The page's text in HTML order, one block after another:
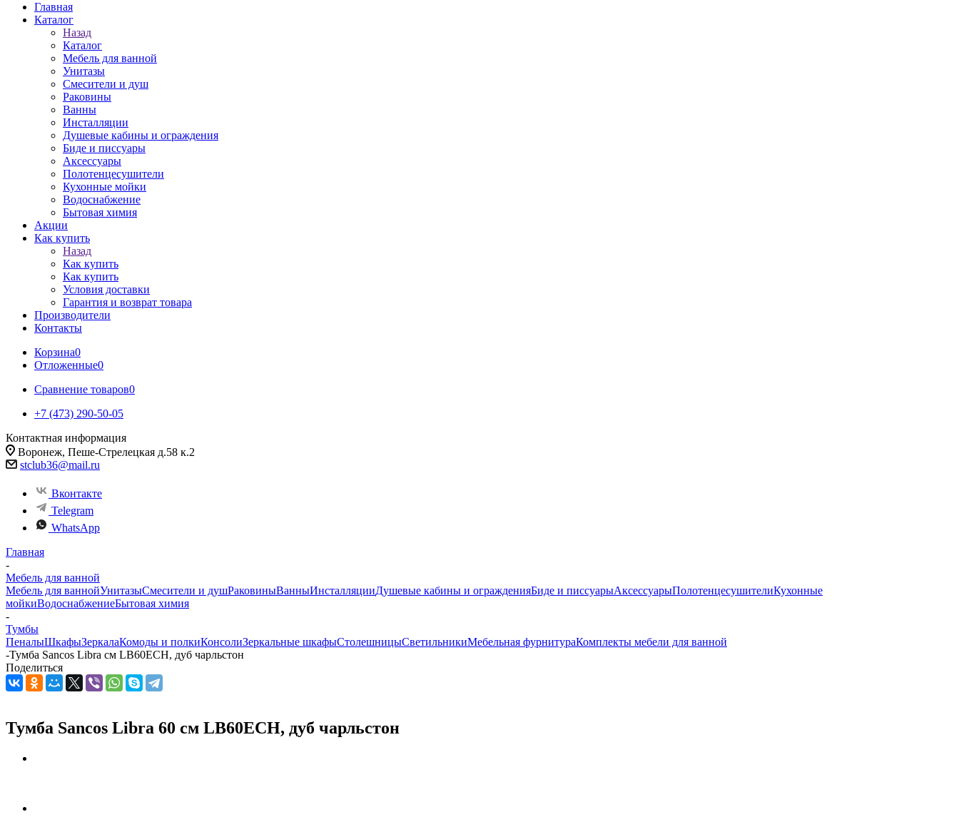
Главная
Каталог
Назад
Каталог
Мебель для ванной
Унитазы
Смесители и душ
Раковины
Ванны
Инсталляции
Душевые кабины и ограждения
Биде и писсуары
Аксессуары
Полотенцесушители
Кухонные мойки
Водоснабжение
Бытовая химия
Акции
Как купить
Назад
Как купить
Как купить
Условия доставки
Гарантия и возврат товара
Производители
Контакты
Корзина0
Отложенные0
Сравнение товаров0
+7 (473) 290-50-05
Контактная информация
Воронеж, Пеше-Стрелецкая д.58 к.2
stclub36@mail.ru
Вконтакте
Telegram
WhatsApp
Главная
-
Мебель для ванной
Мебель для ваннойУнитазыСмесители и душРаковиныВанныИнсталляцииДушевые кабины и огражденияБиде и писсуарыАксессуарыПолотенцесушителиКухонные
мойкиВодоснабжениеБытовая химия
-
Тумбы
ПеналыШкафыЗеркалаКомоды и полкиКонсолиЗеркальные шкафыСтолешницыСветильникиМебельная фурнитураКомплекты мебели для ванной
-Тумба Sancos Libra см LB60ECH, дуб чарльстон
Поделиться
Тумба Sancos Libra 60 см LB60ECH, дуб чарльстон